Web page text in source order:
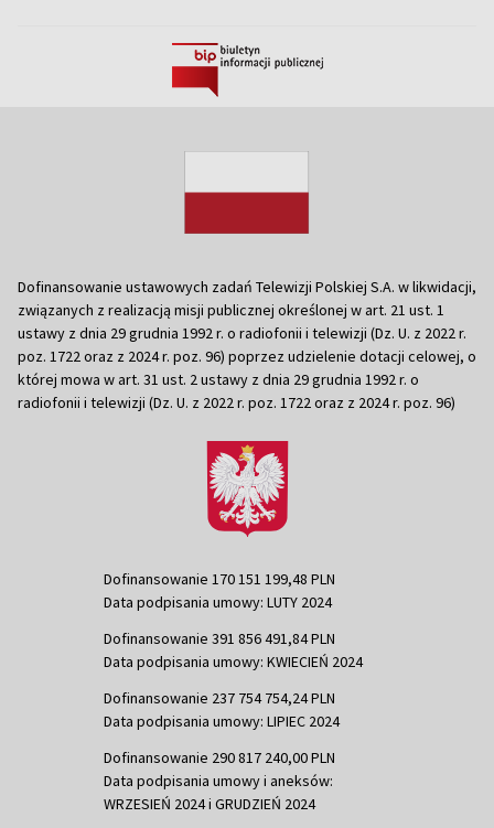
Dofinansowanie ustawowych zadań Telewizji Polskiej S.A. w likwidacji,
związanych z realizacją misji publicznej określonej w art. 21 ust. 1
ustawy z dnia 29 grudnia 1992 r. o radiofonii i telewizji (Dz. U. z 2022 r.
poz. 1722 oraz z 2024 r. poz. 96) poprzez udzielenie dotacji celowej, o
której mowa w art. 31 ust. 2 ustawy z dnia 29 grudnia 1992 r. o
radiofonii i telewizji (Dz. U. z 2022 r. poz. 1722 oraz z 2024 r. poz. 96)
Dofinansowanie 170 151 199,48 PLN
Data podpisania umowy: LUTY 2024
Dofinansowanie 391 856 491,84 PLN
Data podpisania umowy: KWIECIEŃ 2024
Dofinansowanie 237 754 754,24 PLN
Data podpisania umowy: LIPIEC 2024
Dofinansowanie 290 817 240,00 PLN
Data podpisania umowy i aneksów:
WRZESIEŃ 2024 i GRUDZIEŃ 2024